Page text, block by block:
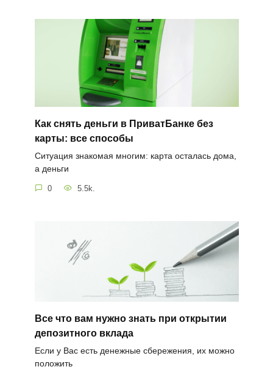
Как снять деньги в ПриватБанке без
карты: все способы
Ситуация знакомая многим: карта осталась дома,
а деньги
0 5.5k.
Все что вам нужно знать при открытии
депозитного вклада
Если у Вас есть денежные сбережения, их можно
положить